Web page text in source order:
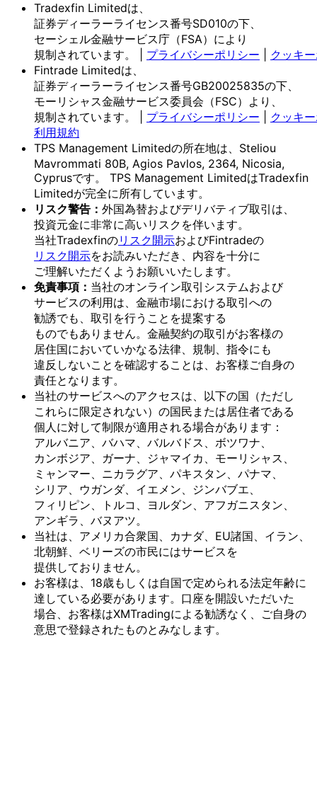
Tradexfin Limitedは、
証券ディーラーライセンス番号SD010の下、
セーシェル金融サービス庁 （FSA）により
規制されています。
プライバシーポリシー
クッキ
Fintrade Limitedは、
証券ディーラーライセンス番号GB20025835の下、
モーリシャス金融サービス委員会 （FSC）より、
規制されています。
プライバシーポリシー
クッキ
利用規約
TPS Management Limitedの所在地は、 Steliou
Mavrommati 80B, Agios Pavlos, 2364, Nicosia,
Cyprusです。
TPS Management LimitedはTradexfin
Limitedが完全に所有しています。
リスク警告： 外国為替およびデリバティブ取引は、
投資元金に非常に高いリスクを伴います。
当社Tradexfinのリスク開示およびFintradeの
リスク開示をお読みいただき、 内容を十分に
ご理解いただく よう お願いいたします。
免責事項： 当社のオンライン取引システムおよび
サービスの利用は、 金融市場における取引への
勧誘でも、 取引を行う ことを提案する
ものでもありません。 金融契約の取引がお客様の
居住国においていかなる法律、 規制、 指令にも
違反しないことを確認する ことは、 お客様ご自身の
責任と なります。
当社のサービスへのアクセスは、 以下の国 （ただし
これらに限定されない）の国民または居住者である
個人に対して制限が適用される場合があります：
アルバニア、 バハマ、 バルバドス、 ボツワナ、
カンボジア、 ガーナ、 ジャマイカ、 モーリシャス、
ミャンマー、 ニカラグア、 パキスタン、 パナマ、
シリア、 ウガンダ、 イエメン、 ジンバブエ、
フィリピン、
トルコ、 ヨルダン、 アフガニスタン、
アンギラ、 バヌアツ。
当社は、 アメリカ合衆国、 カナダ、 EU諸国、 イラン、
北朝鮮、 ベリーズの市民にはサービスを
提供しておりません。
お客様は、 18歳も しくは自国で定められる法定年齢に
達している必要があります。 口座を開設いただいた
場合、 お客様はXMTradingによる勧誘なく、 ご自身の
意思で登録された ものとみなします。